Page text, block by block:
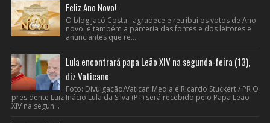
Feliz Ano Novo!
O blog Jacó Costa agradece e retribui os votos de Ano
novo e também a parceria das fontes e dos leitores e
anunciantes que re...
Lula encontrará papa Leão XIV na segunda-feira (13),
diz Vaticano
Foto: Divulgação/Vatican Media e Ricardo Stuckert / PR O
presidente Luiz Inácio Lula da Silva (PT) será recebido pelo Papa Leão
XIV na segun...